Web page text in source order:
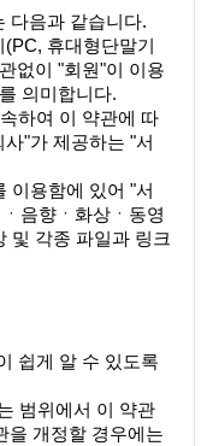
다음과 같습니다.
휴대형단말기
없이 "회원"이 이용
의미합니다.
하여 이 약관에 따
"가 제공하는 "서
이용함에 있어 "서
음향ㆍ화상ㆍ동영
및 각종 파일과 링크
쉽게 알 수 있도록
범위에서 이 약관
을 개정할 경우에는